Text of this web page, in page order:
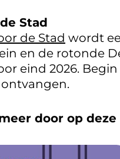
Stad
de Stad wordt
en de rotonde
eind 2026.
door op